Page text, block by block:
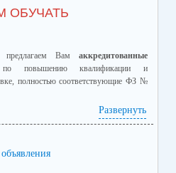
ОБУЧАТЬ
Вам аккредитованные
повышению квалификации и
полностью соответствующие ФЗ №
и ценами можно в
Развернуть